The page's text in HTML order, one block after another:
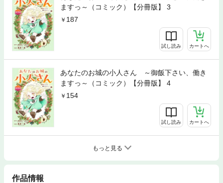
ますっ～（コミック）【分冊版】 3
187
試し読み カートへ
あなたのお城の小人さん ～御飯下さい、働き
ますっ～（コミック）【分冊版】 4
154
試し読み カートへ
もっと見る
作品情報